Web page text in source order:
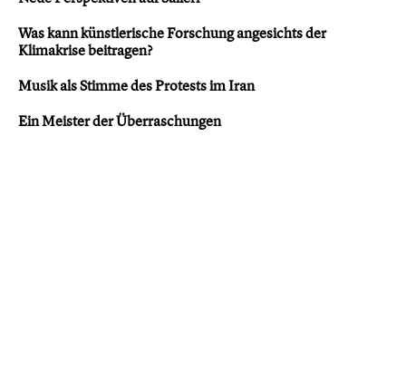
Was kann künstlerische Forschung angesichts der
Klimakrise beitragen?
Musik als Stimme des Protests im Iran
Ein Meister der Überraschungen